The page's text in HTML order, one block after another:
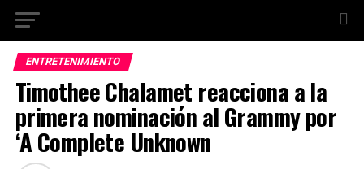
ENTRETENIMIENTO
Timothee Chalamet reacciona a la
primera nominación al Grammy por
‘A Complete Unknown